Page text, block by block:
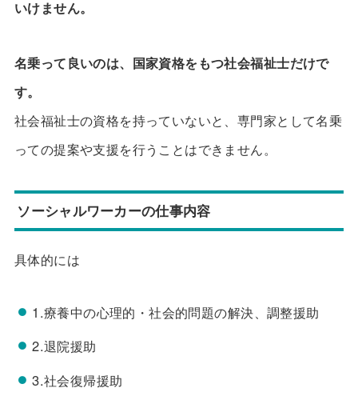
いけません。
名乗って良いのは、国家資格をもつ社会福祉士だけで
す。
社会福祉士の資格を持っていないと、専門家として名乗
っての提案や支援を行うことはできません。
ソーシャルワーカーの仕事内容
具体的には
1.療養中の心理的・社会的問題の解決、調整援助
2.退院援助
3.社会復帰援助